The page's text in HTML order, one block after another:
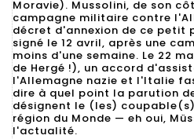
Moravie). Mussolini, de son
campagne militaire contre
décret d'annexion de ce petit
signé le 12 avril, après une
moins d'une semaine. Le 22
de Hergé !), un accord
l'Allemagne nazie et l'Italie
dire à quel point la parution
désignent le (les)
région du Monde — eh oui,
l'actualité.